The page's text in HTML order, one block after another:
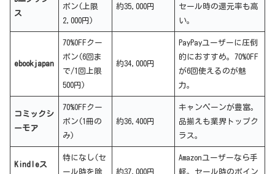
ス
ポン(上限
2,000円)
約35,000円
セール時の還元率も高
い。
ebookjapan
70%OFFクー
ポン(6回ま
で/1回上限
500円)
約34,000円
PayPayユーザーに圧倒
的におすすめ。70%OFF
が6回使えるのが魅
力。
コミックシ
ーモア
70%OFFクー
ポン(1冊の
み)
約36,400円
キャンペーンが豊富。
品揃えも業界トップク
ラス。
Kindleス
特になし(セ
ール時を除
約37,000円
Amazonユーザーなら手
軽。セール時のポイン